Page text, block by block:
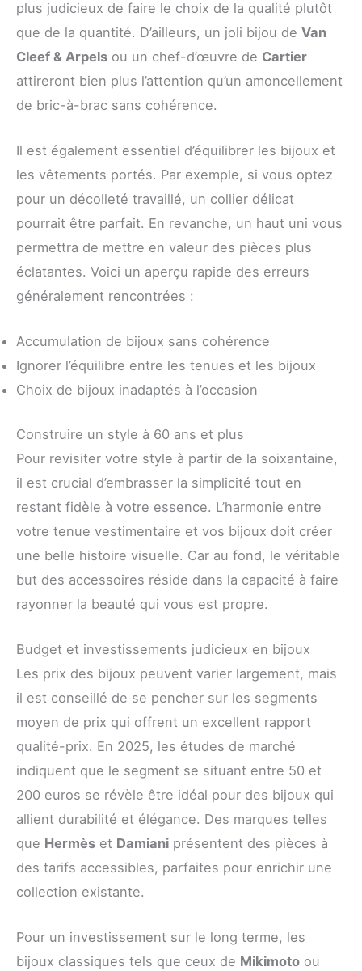
plus judicieux de faire le choix de la qualité plutôt
que de la quantité. D’ailleurs, un joli bijou de Van
Cleef & Arpels ou un chef-d’œuvre de Cartier
attireront bien plus l’attention qu’un amoncellement
de bric-à-brac sans cohérence.
Il est également essentiel d’équilibrer les bijoux et
les vêtements portés. Par exemple, si vous optez
pour un décolleté travaillé, un collier délicat
pourrait être parfait. En revanche, un haut uni vous
permettra de mettre en valeur des pièces plus
éclatantes. Voici un aperçu rapide des erreurs
généralement rencontrées :
Accumulation de bijoux sans cohérence
Ignorer l’équilibre entre les tenues et les bijoux
Choix de bijoux inadaptés à l’occasion
Construire un style à 60 ans et plus
Pour revisiter votre style à partir de la soixantaine,
il est crucial d’embrasser la simplicité tout en
restant fidèle à votre essence. L’harmonie entre
votre tenue vestimentaire et vos bijoux doit créer
une belle histoire visuelle. Car au fond, le véritable
but des accessoires réside dans la capacité à faire
rayonner la beauté qui vous est propre.
Budget et investissements judicieux en bijoux
Les prix des bijoux peuvent varier largement, mais
il est conseillé de se pencher sur les segments
moyen de prix qui offrent un excellent rapport
qualité-prix. En 2025, les études de marché
indiquent que le segment se situant entre 50 et
200 euros se révèle être idéal pour des bijoux qui
allient durabilité et élégance. Des marques telles
que Hermès et Damiani présentent des pièces à
des tarifs accessibles, parfaites pour enrichir une
collection existante.
Pour un investissement sur le long terme, les
bijoux classiques tels que ceux de Mikimoto ou